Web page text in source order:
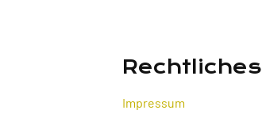
Rechtliches
Impressum